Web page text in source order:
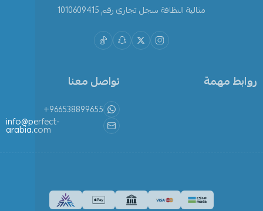
مثالية النظافة سجل تجاري رقم 1010609415
روابط مهمة تواصل معنا
+966538899655
info@perfect-
arabia.com